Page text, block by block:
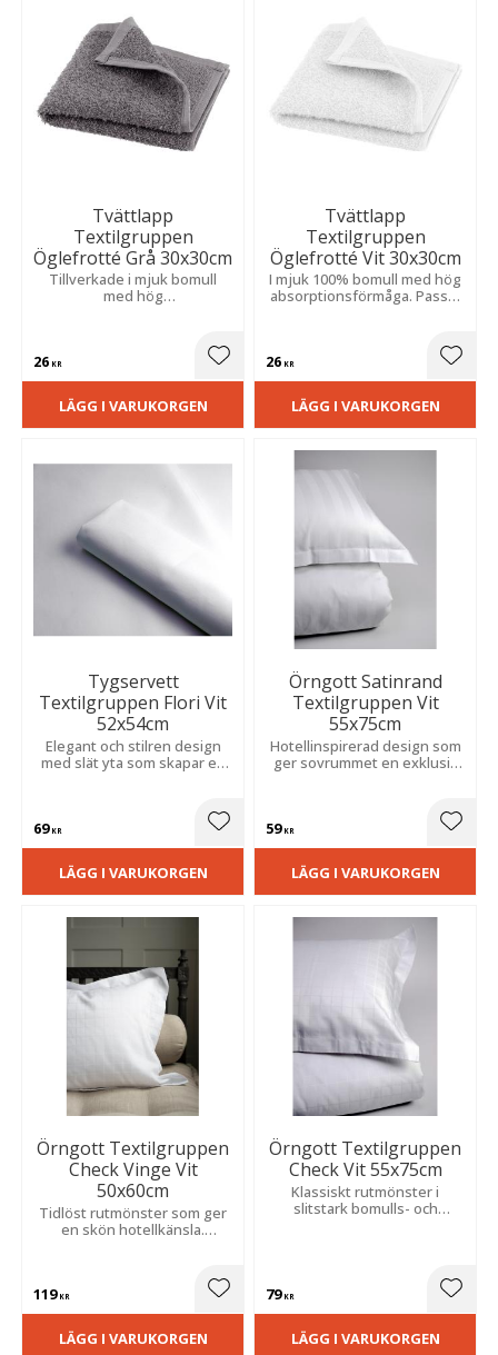
Tvättlapp
Textilgruppen
Öglefrotté Grå 30x30cm
Tillverkade i mjuk bomull
med hög
resan som ett utmärkt val för
hotell, spa och restaurang.
26 KR Lägg till i favoriter
LÄGG I VARUKORGEN
Tvättlapp
Textilgruppen
Öglefrotté Vit 30x30cm
I mjuk 100% bomull med hög
absorptionsförmåga. Passar
praktisk hemma i badrummet
26 KR
LÄGG I VARUKORGEN
Tygservett
Textilgruppen Flori Vit
52x54cm
Elegant och stilren design
med slät yta som skapar en
69KR Lägg till i favoriter
LÄGG I VARUKORGEN
Örngott Satinrand
Textilgruppen Vit
55x75cm
Hotellinspirerad design som
ger sovrummet en exklusiv
59KR
LÄGG I VARUKORGEN
Örngott Textilgruppen
Check Vinge Vit
50x60cm
Tidlöst rutmönster som ger
en skön hotellkänsla.
119KR Lägg till i favoriter
LÄGG I VARUKORGEN
Örngott Textilgruppen
Check Vit 55x75cm
Klassiskt rutmönster i
slitstark bomulls- och
79KR
LÄGG I VARUKORGEN